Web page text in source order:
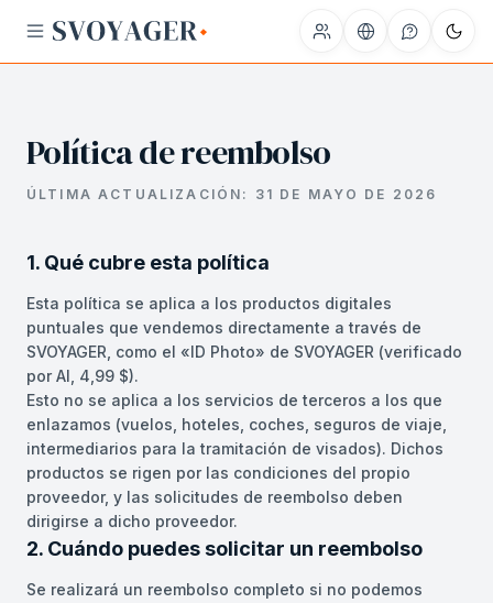
Política de reembolso
ÚLTIMA ACTUALIZACIÓN: 31 DE MAYO DE 2026
1. Qué cubre esta política
Esta política se aplica a los productos digitales
puntuales que vendemos directamente a través de
SVOYAGER, como el «ID Photo» de SVOYAGER (verificado
por AI, 4,99 $).
Esto no se aplica a los servicios de terceros a los que
enlazamos (vuelos, hoteles, coches, seguros de viaje,
intermediarios para la tramitación de visados). Dichos
productos se rigen por las condiciones del propio
proveedor, y las solicitudes de reembolso deben
dirigirse a dicho proveedor.
2. Cuándo puedes solicitar un reembolso
Se realizará un reembolso completo si no podemos